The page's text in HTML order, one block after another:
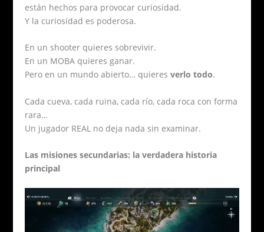
están hechos para provocar curiosidad.
Y la curiosidad es poderosa.
En un shooter quieres sobrevivir.
En un MOBA quieres ganar.
Pero en un mundo abierto… quieresverlo todo.
Cada cueva, cada ruina, cada río, cada roca con forma
rara…
Un jugador REAL no deja nada sin examinar.
Las misiones secundarias: la verdadera historia
principal